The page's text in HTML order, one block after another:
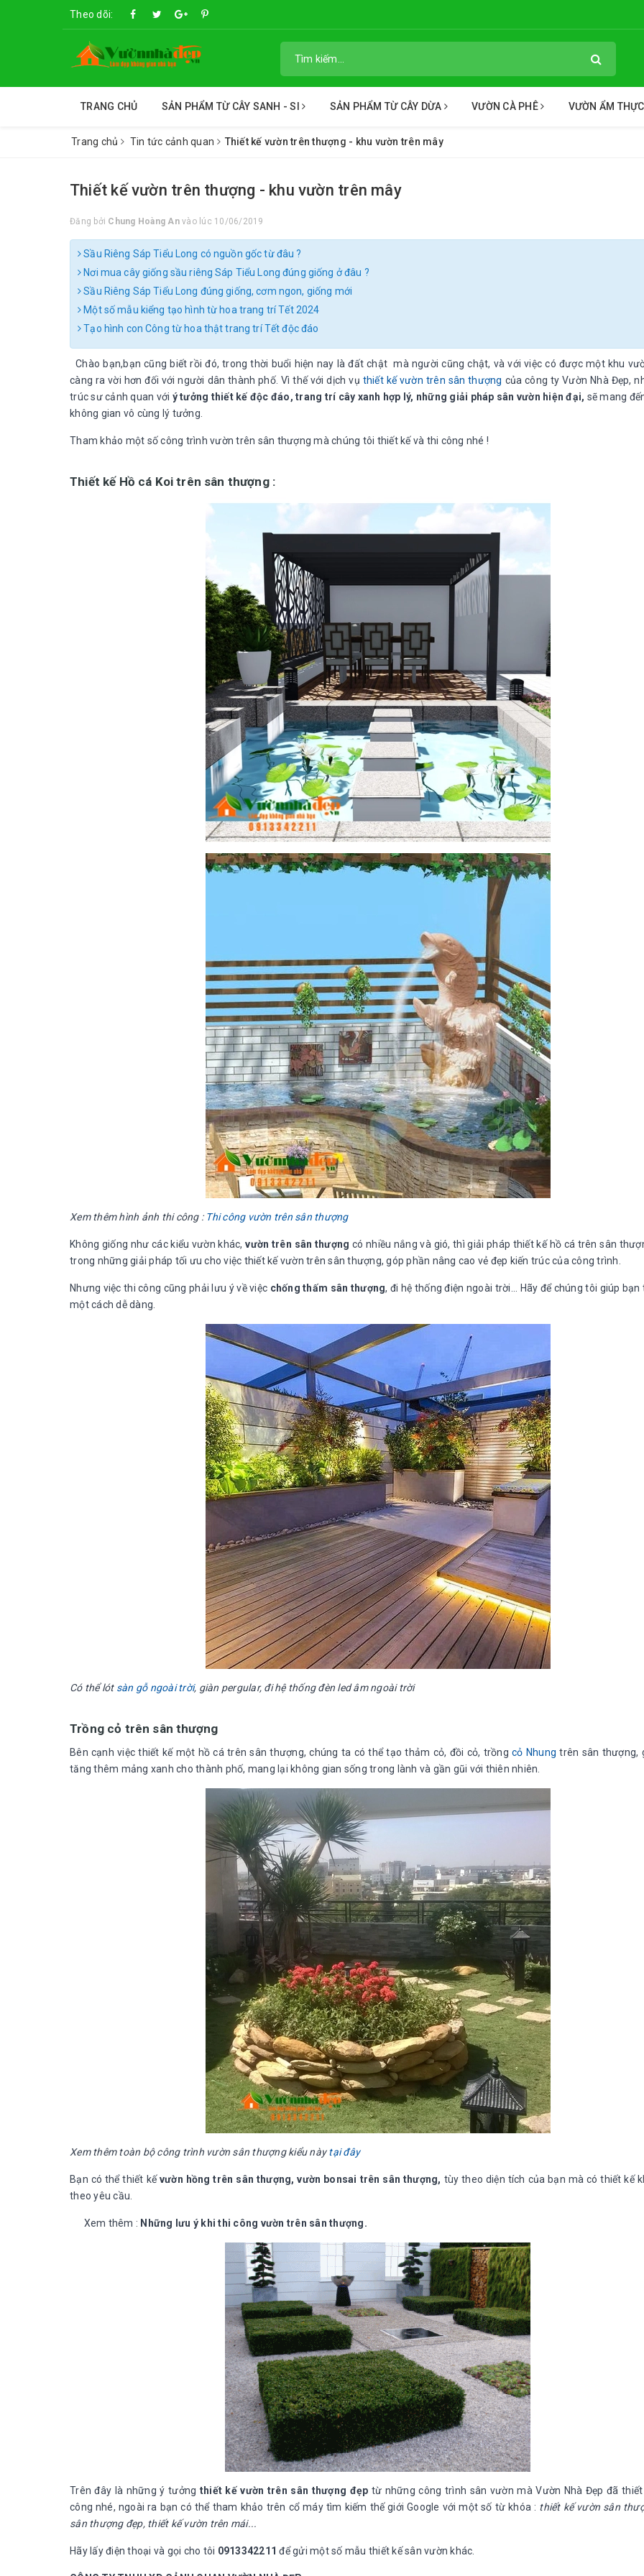
Theo dõi:
TRANG CHỦ SẢN PHẨM TỪ CÂY SANH - SI SẢN PHẨM TỪ CÂY DỪA VƯỜN CÀ PHÊ VƯỜN ẨM THỰC
Trang chủ Tin tức cảnh quan Thiết kế vườn trên thượng - khu vườn trên mây
Thiết kế vườn trên thượng - khu vườn trên mây
Đăng bởi Chung Hoàng Anvào lúc 10/06/2019
Sầu Riêng Sáp Tiểu Long có nguồn gốc từ đâu ?
Nơi mua cây giống sầu riêng Sáp Tiểu Long đúng giống ở đâu ?
Sầu Riêng Sáp Tiểu Long đúng giống, cơm ngon, giống mới
Một số mẫu kiểng tạo hình từ hoa trang trí Tết 2024
Tạo hình con Công từ hoa thật trang trí Tết độc đáo
Chào bạn,bạn cũng biết rồi đó, trong thời buổi hiện nay là đất chật mà người cũng chật, và với việc có được một khu
càng ra vời hơn đối với người dân thành phố. Vì thế với dịch vụ thiết kế vườn trên sân thượng của công ty Vườn Nhà Đẹp,
trúc sư cảnh quan với ý tưởng thiết kế độc đáo, trang trí cây xanh hợp lý, những giải pháp sân vườn hiện đại, sẽ mang
không gian vô cùng lý tưởng.
Tham khảo một số công trình vườn trên sân thượng mà chúng tôi thiết kế và thi công nhé !
Thiết kế Hồ cá Koi trên sân thượng :
Xem thêm hình ảnh thi công : Thi công vườn trên sân thượng
Không giống như các kiểu vườn khác,vườn trên sân thượng có nhiều nắng và gió, thì giải pháp thiết kế hồ cá trên sân
trong những giải pháp tối ưu cho việc thiết kế vườn trên sân thượng, góp phần nâng cao vẻ đẹp kiến trúc của công trình.
Nhưng việc thi công cũng phải lưu ý về việc chống thấm sân thượng, đi hệ thống điện ngoài trời... Hãy để chúng tôi giúp bạn
một cách dễ dàng.
Có thể lót sàn gỗ ngoài trời, giàn pergular, đi hệ thống đèn led âm ngoài trời
Trồng cỏ trên sân thượng
Bên cạnh việc thiết kế một hồ cá trên sân thượng, chúng ta có thể tạo thảm cỏ, đồi cỏ, trồngcỏ Nhung trên sân thượng,
tăng thêm mảng xanh cho thành phố, mang lại không gian sống trong lành và gần gũi với thiên nhiên.
Xem thêm toàn bộ công trình vườn sân thượng kiểu nàytại đây
Bạn có thể thiết kếvườn hồng trên sân thượng, vườn bonsai trên sân thượng, tùy theo diện tích của bạn mà có thiết kế
theo yêu cầu.
Xem thêm : Những lưu ý khi thi công vườn trên sân thượng.
Trên đây là những ý tưởng thiết kế vườn trên sân thượng đẹp từ những công trình sân vườn mà Vườn Nhà Đẹp đã
công nhé, ngoài ra bạn có thể tham khảo trên cổ máy tìm kiếm thế giới Google với một số từ khóa : thiết kế vườn sân
sân thượng đẹp, thiết kế vườn trên mái...
Hãy lấy điện thoại và gọi cho tôi 0913342211 để gửi một số mẫu thiết kế sân vườn khác.